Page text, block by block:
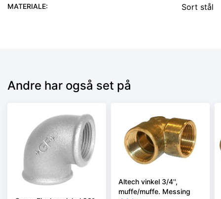
MATERIALE: Sort stål
Andre har også set på
Altech vinkel 3/4'',
muffe/muffe. Messing